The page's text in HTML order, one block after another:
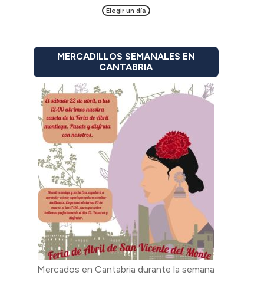
Elegir un día
MERCADILLOS SEMANALES EN
CANTABRIA
Mercados en Cantabria durante la semana